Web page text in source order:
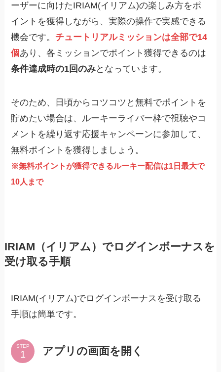
ーザーに向けたIRIAM(イリアム)の楽しみ方をポ
イントを獲得しながら、実際の操作で実感できる
機会です。 チュートリアルミッションは全部で14
個 あり、各ミッションでポイント獲得できるのは
条件達成時の1回のみとなっています。
そのため、日頃からコツコツと無料でポイントを
貯めたい場合は、ルーキーライバー枠で視聴やコ
メントを繰り返す応援キャンペーンに参加して、
無料ポイントを獲得しましょう。
※無料ポイントが獲得できるルーキー配信は1日最大で
10人まで
IRIAM（イリアム）でログインボーナスを
受け取る手順
IRIAM(イリアム)でログインボーナスを受け取る
手順は簡単です。
STEP アプリの画面を開く